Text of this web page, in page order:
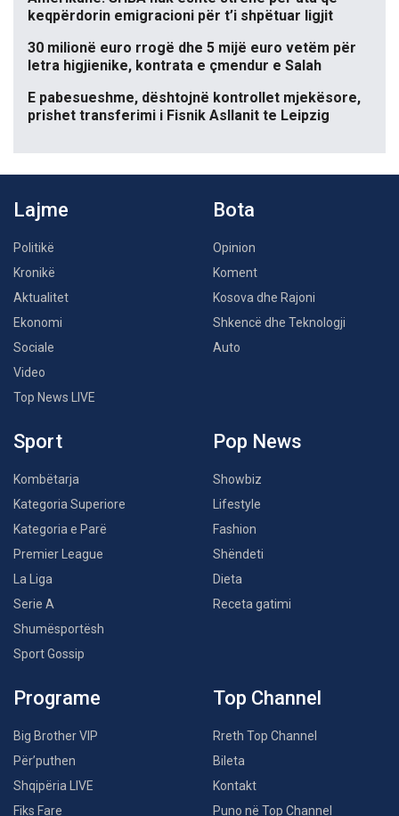
keqpërdorin emigracioni për t’i shpëtuar ligjit
30 milionë euro rrogë dhe 5 mijë euro vetëm për
letra higjienike, kontrata e çmendur e Salah
E pabesueshme, dështojnë kontrollet mjekësore,
prishet transferimi i Fisnik Asllanit te Leipzig
Lajme
Politikë
Kronikë
Aktualitet
Ekonomi
Sociale
Video
Top News LIVE
Bota
Opinion
Koment
Kosova dhe Rajoni
Shkencë dhe Teknologji
Auto
Sport
Kombëtarja
Kategoria Superiore
Kategoria e Parë
Premier League
La Liga
Serie A
Shumësportësh
Sport Gossip
Pop News
Showbiz
Lifestyle
Fashion
Shëndeti
Dieta
Receta gatimi
Programe
Big Brother VIP
Për’puthen
Shqipëria LIVE
Fiks Fare
Top Channel
Rreth Top Channel
Bileta
Kontakt
Puno në Top Channel